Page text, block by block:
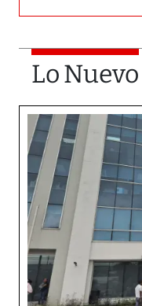
Lo Nuevo